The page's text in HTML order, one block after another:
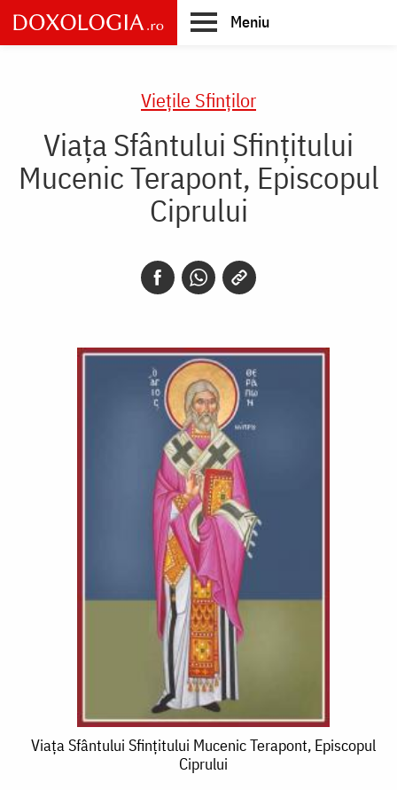
Skip
to
main
Meniu
Vieţile Sfinţilor
Viața Sfântului Sfințitului
Mucenic Terapont, Episcopul
Ciprului
Viața
Viața Sfântului Sfințitului Mucenic Terapont, Episcopul
Ciprului